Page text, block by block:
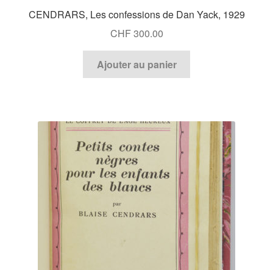
CENDRARS, Les confessions de Dan Yack, 1929
CHF300.00
Ajouter au panier